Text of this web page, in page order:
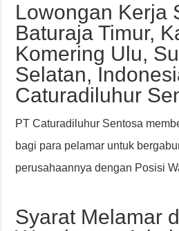
Lowongan Kerja
Baturaja Timur,
Komering Ulu,
Selatan,
Caturadiluhur
PT Caturadiluhur Sentosa
bagi para pelamar untuk
perusahaannya dengan Posisi
Syarat Melamar